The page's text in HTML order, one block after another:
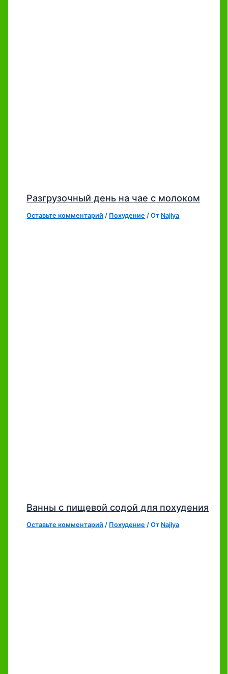
Разгрузочный день на чае с молоком
Оставьте комментарий / Похудение / От Najlya
Ванны с пищевой содой для похудения
Оставьте комментарий / Похудение / От Najlya